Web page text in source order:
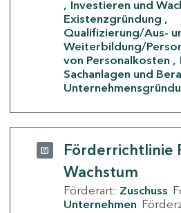
Investieren und
Existenzgründung
Qualifizierung/Aus-
Weiterbildung/
von Personalkosten
Sachanlagen und
Förderrichtlinie
Wachstum
Förderart: Zuschuss
Unternehmen